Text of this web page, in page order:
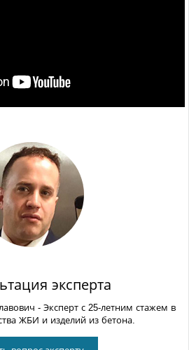
эксперта
- Эксперт с 25-летним стажем в
ЖБИ и изделий из бетона.